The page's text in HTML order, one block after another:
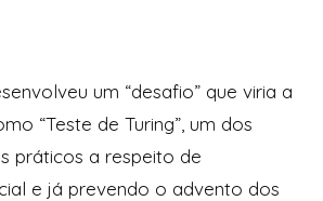
um “desafio” que viria a
“Teste de Turing”, um dos
práticos a respeito de
e já prevendo o advento dos